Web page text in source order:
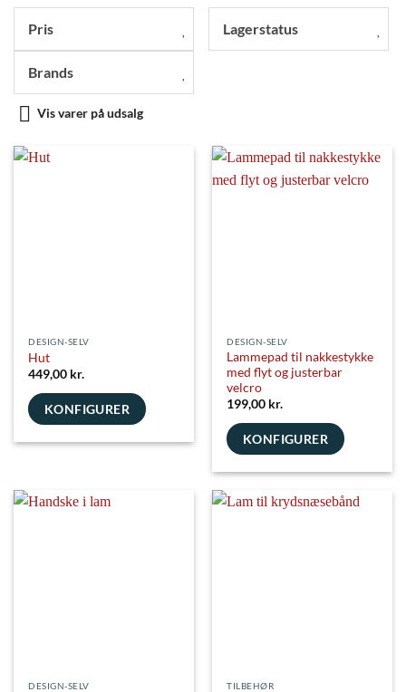
Pris Lagerstatus
Brands
Vis varer på udsalg
DESIGN-SELV
Hut
449,00 kr.
KONFIGURER
DESIGN-SELV
Lammepad til nakkestykke
med flyt og justerbar
velcro
199,00 kr.
KONFIGURER
DESIGN-SELV TILBEHØR